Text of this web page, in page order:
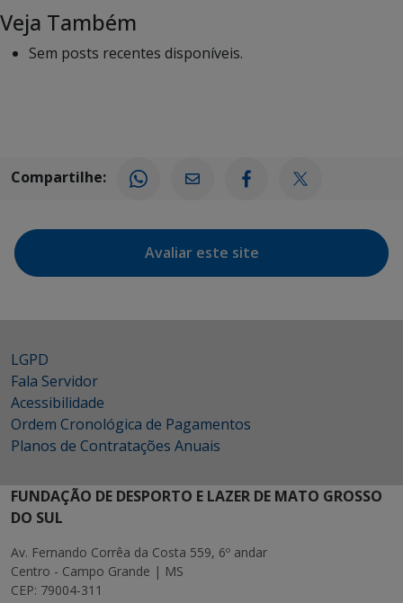
Veja Também
Sem posts recentes disponíveis.
Compartilhe:
Avaliar este site
LGPD
Fala Servidor
Acessibilidade
Ordem Cronológica de Pagamentos
Planos de Contratações Anuais
FUNDAÇÃO DE DESPORTO E LAZER DE MATO GROSSO
DO SUL
Av. Fernando Corrêa da Costa 559, 6º andar
Centro - Campo Grande | MS
CEP: 79004-311